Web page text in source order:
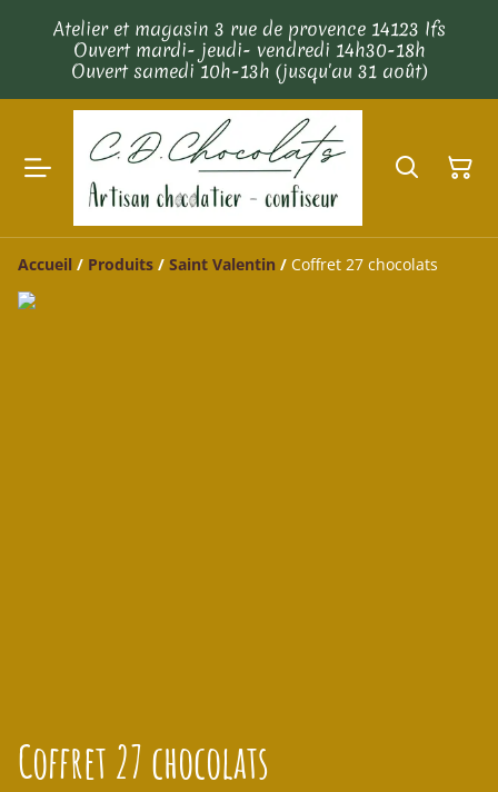
Atelier et magasin 3 rue de provence 14123 Ifs
Ouvert mardi- jeudi- vendredi 14h30-18h
Ouvert samedi 10h-13h (jusqu'au 31 août)
Accueil / Produits / Saint Valentin / Coffret 27 chocolats
Coffret 27 chocolats